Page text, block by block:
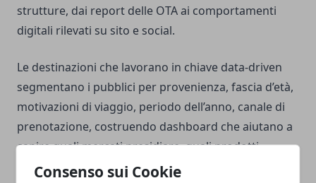
Consenso sui Cookie
strutture, dai report delle OTA ai comportamenti
digitali rilevati su sito e social.
Le destinazioni che lavorano in chiave data-driven
segmentano i pubblici per provenienza, fascia d’età,
motivazioni di viaggio, periodo dell’anno, canale di
prenotazione, costruendo dashboard che aiutano a
capire quali mercati presidiare, quali prodotti
rafforzare, quali stagioni hanno ancora margini di